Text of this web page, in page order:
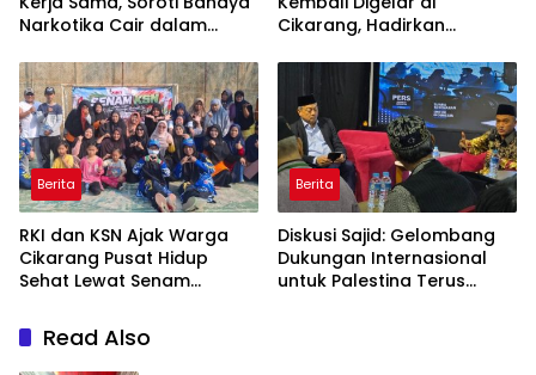
Narkotika Cair dalam
Cikarang, Hadirkan
Indonesia dan Jepang
Berita
RKI dan KSN Ajak Warga
Cikarang Pusat Hidup
Sehat Lewat Senam
Konseling
Berita
Diskusi Sajid: Gelombang
Dukungan Internasional
untuk Palestina Terus
Read Also